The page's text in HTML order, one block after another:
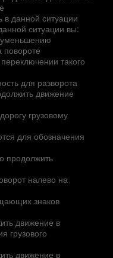
в данной ситуации
ситуации вы:
уменьшению
такого
для разворота
движение
грузовому
для обозначения
продолжить
налево на
знаков
движение в
грузового
движение в